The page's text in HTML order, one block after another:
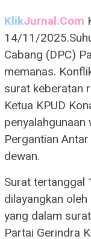
KlikJurnal.Com
14/11/
Cabang (DPC)
memanas.
surat keberatan
Ketua KPUD
Pergantian
dewan.
Surat
dilayangkan
yang dalam
Partai Gerindra